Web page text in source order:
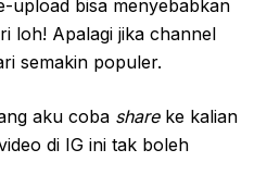
upload bisa menyebabkan
loh! Apalagi jika channel
semakin populer.
aku coba share ke kalian
di IG ini tak boleh